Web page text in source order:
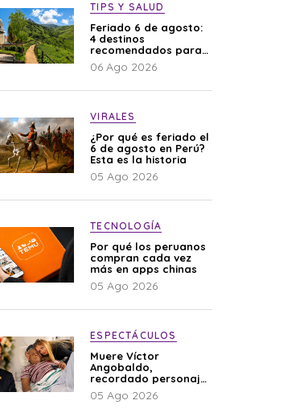
TIPS Y SALUD
Feriado 6 de agosto:
4 destinos
recomendados para
disfrutar el descanso
06 Ago 2026
VIRALES
¿Por qué es feriado el
6 de agosto en Perú?
Esta es la historia
05 Ago 2026
TECNOLOGÍA
Por qué los peruanos
compran cada vez
más en apps chinas
05 Ago 2026
ESPECTÁCULOS
Muere Víctor
Angobaldo,
recordado personaje
de la farándula y
expareja de Shirley
05 Ago 2026